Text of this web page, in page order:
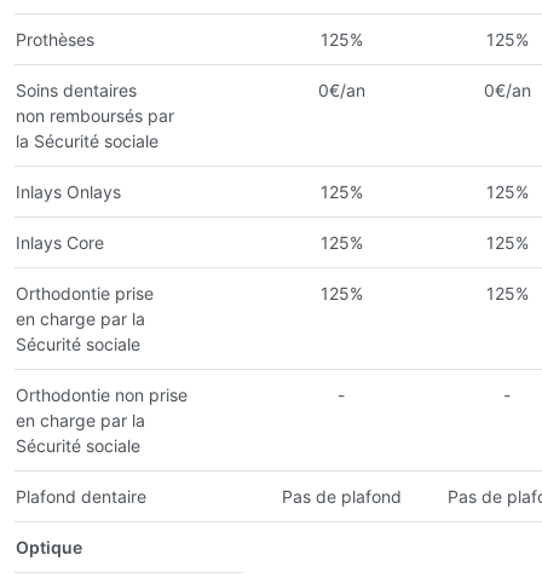
Prothèses 125% 125%
Soins dentaires
non remboursés par
la Sécurité sociale
0€/an 0€/an
Inlays Onlays 125% 125%
Inlays Core 125% 125%
Orthodontie prise
en charge par la
Sécurité sociale
125% 125%
Orthodontie non prise
en charge par la
Sécurité sociale
- -
Plafond dentaire Pas de plafond Pas de
Optique